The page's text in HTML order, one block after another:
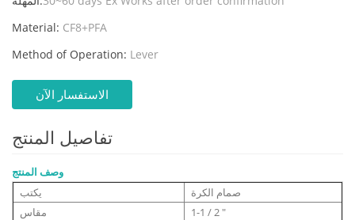
Material: CF8+PFA
Method of Operation: Lever
الاستفسار الآن
تفاصيل المنتج
وصف المنتج
يكتب
صمام الكرة
مقاس
1-1 / 2 "